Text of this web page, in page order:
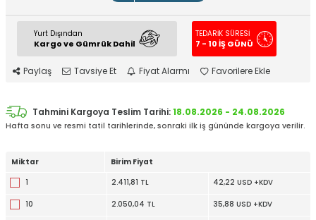
Yurt Dışından
Kargo ve Gümrük Dahil
TEDARİK SÜRESİ
7 - 10 İŞ GÜNÜ
Paylaş Tavsiye Et Fiyat Alarmı Favorilere Ekle
Tahmini Kargoya Teslim Tarihi:18.08.2026 - 24.08.2026
Hafta sonu ve resmi tatil tarihlerinde, sonraki ilk iş gününde kargoya verilir.
Miktar
Birim Fiyat
1
2.411,81 TL 42,22 USD +KDV
10 2.050,04 TL 35,88 USD +KDV